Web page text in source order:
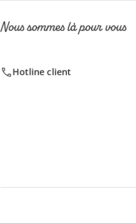
Nous sommes là pour vous
Hotline client